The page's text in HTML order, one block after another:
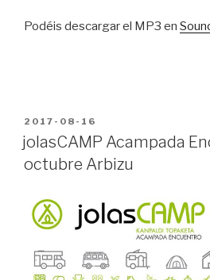
Podéis descargar el MP3 en
PUBLICADO
EN
2017-08-16
jolasCAMP Acampada
octubre Arbizu